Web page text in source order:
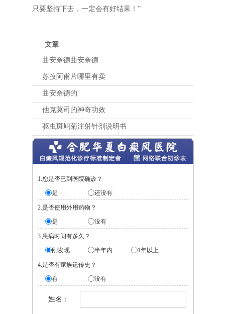
只要坚持下去，一定会有好结果！”
文章
曲安奈德曲安奈德
苏孜阿甫片哪里有卖
曲安奈德的
他克莫司的神奇功效
驱虫斑鸠菊注射针剂说明书
1.您是否已到医院确诊？
是
还没有
2.是否使用外用药物？
是
没有
3.患病时间有多久？
刚发现
半年内 1年以上
4.是否有家族遗传史？
有
没有
姓名：